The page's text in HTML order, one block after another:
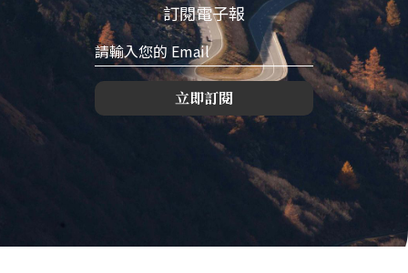
訂閱電子報
立即訂閱